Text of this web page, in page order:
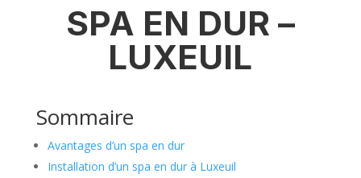
SPA EN DUR –
LUXEUIL
Sommaire
Avantages d’un spa en dur
Installation d’un spa en dur à Luxeuil